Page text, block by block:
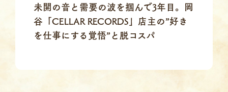
未開の音と需要の波を掴んで3年目。岡
谷「CELLAR RECORDS」店主の”好き
を仕事にする覚悟”と脱コスパ